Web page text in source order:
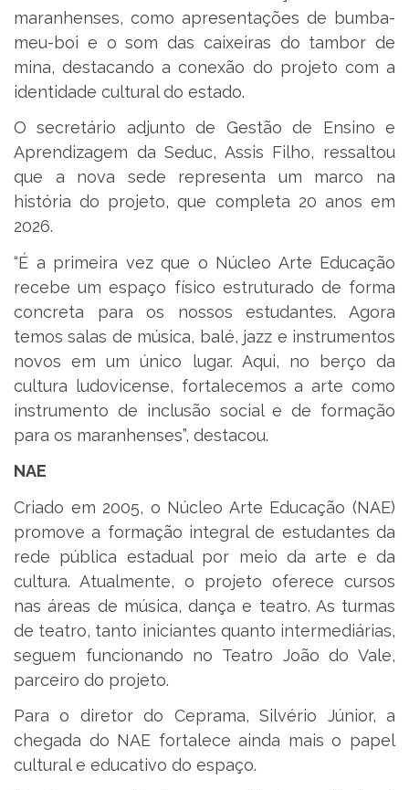
maranhenses, como apresentações de bumba-
meu-boi e o som das caixeiras do tambor de
mina, destacando a conexão do projeto com a
identidade cultural do estado.
O secretário adjunto de Gestão de Ensino e
Aprendizagem da Seduc, Assis Filho, ressaltou
que a nova sede representa um marco na
história do projeto, que completa 20 anos em
2026.
“É a primeira vez que o Núcleo Arte Educação
recebe um espaço físico estruturado de forma
concreta para os nossos estudantes. Agora
temos salas de música, balé, jazz e instrumentos
novos em um único lugar. Aqui, no berço da
cultura ludovicense, fortalecemos a arte como
instrumento de inclusão social e de formação
para os maranhenses”, destacou.
NAE
Criado em 2005, o Núcleo Arte Educação (NAE)
promove a formação integral de estudantes da
rede pública estadual por meio da arte e da
cultura. Atualmente, o projeto oferece cursos
nas áreas de música, dança e teatro. As turmas
de teatro, tanto iniciantes quanto intermediárias,
seguem funcionando no Teatro João do Vale,
parceiro do projeto.
Para o diretor do Ceprama, Silvério Júnior, a
chegada do NAE fortalece ainda mais o papel
cultural e educativo do espaço.